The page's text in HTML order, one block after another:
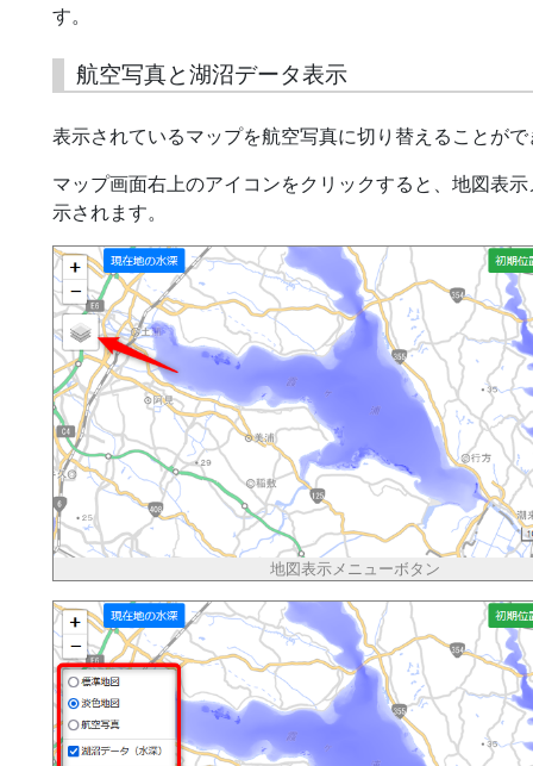
す。
航空写真と湖沼データ表示
表示されているマップを航空写真に切り替えることが
マップ画面右上のアイコンをクリックすると、地図表
示されます。
地図表示メニューボタン